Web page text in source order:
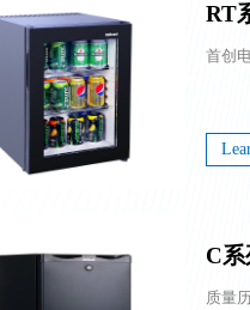
RT
C